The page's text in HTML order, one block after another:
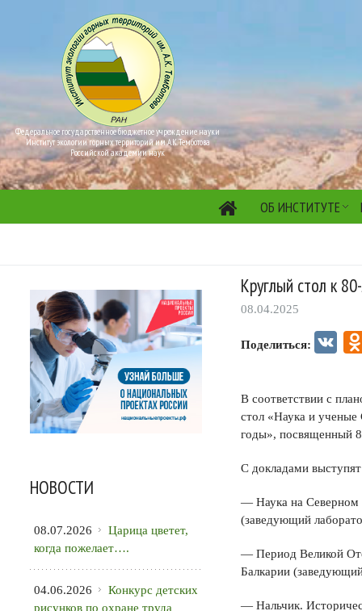
Федеральное государственное бюджетное учреждение науки
Институт экологии горных территорий им. А.К. Темботова
Российской академии наук
ОБ ИНСТИТУТЕ
Круглый стол к
08.04.2025
Поделиться: VK
В соответствии с
стол «Наука и ученые
годы», посвященный
С докладами
— Наука на Северном
(заведующий
— Период Великой
Балкарии
— Нальчик.
НОВОСТИ
08.07.2026
Царица цветет,
когда пожелает….
04.06.2026
Конкурс детских
рисунков по охране труда